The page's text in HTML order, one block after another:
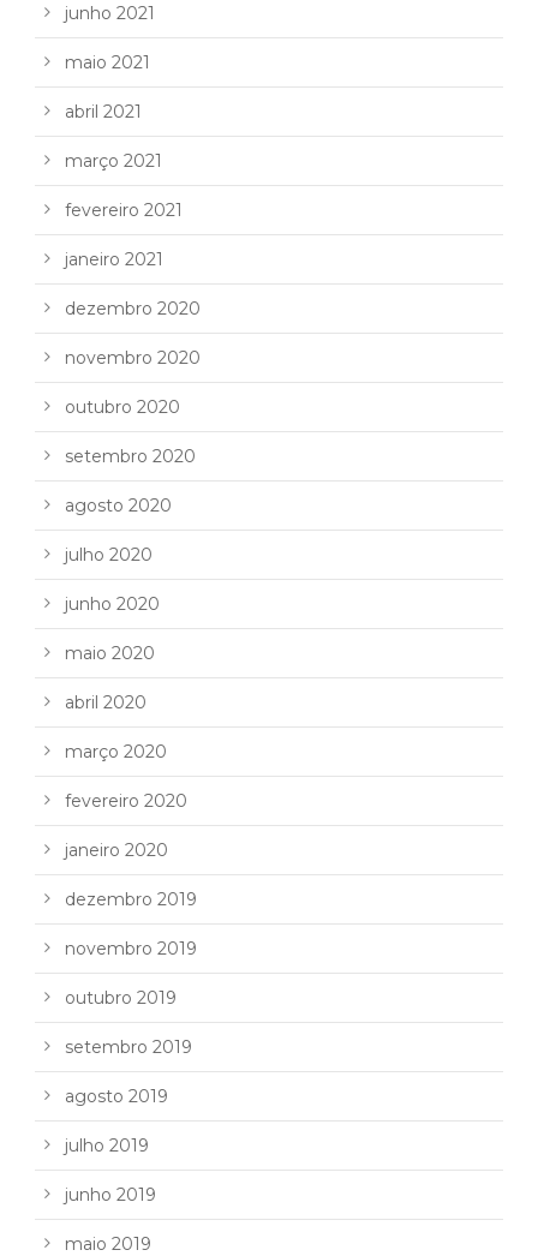
junho 2021
maio 2021
abril 2021
março 2021
fevereiro 2021
janeiro 2021
dezembro 2020
novembro 2020
outubro 2020
setembro 2020
agosto 2020
julho 2020
junho 2020
maio 2020
abril 2020
março 2020
fevereiro 2020
janeiro 2020
dezembro 2019
novembro 2019
outubro 2019
setembro 2019
agosto 2019
julho 2019
junho 2019
maio 2019